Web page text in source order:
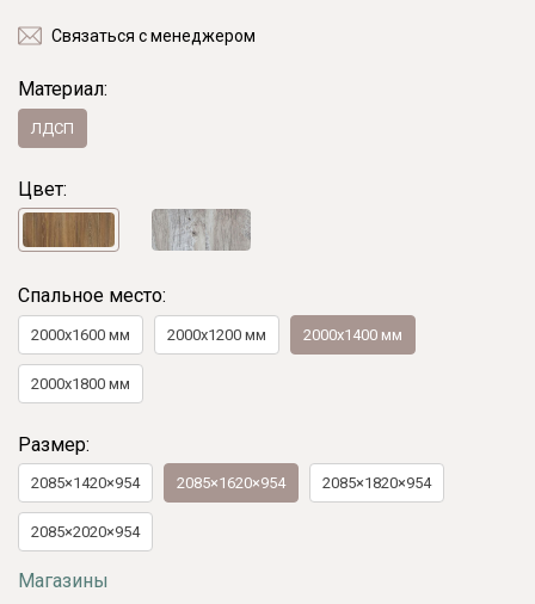
Связаться с менеджером
Материал:
ЛДСП
Цвет:
Спальное место:
2000x1600 мм 2000х1200 мм 2000х1400 мм
2000х1800 мм
Размер:
2085×1420×954 2085×1620×954 2085×1820×954
2085×2020×954
Магазины